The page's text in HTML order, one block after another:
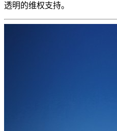
透明的维权支持。